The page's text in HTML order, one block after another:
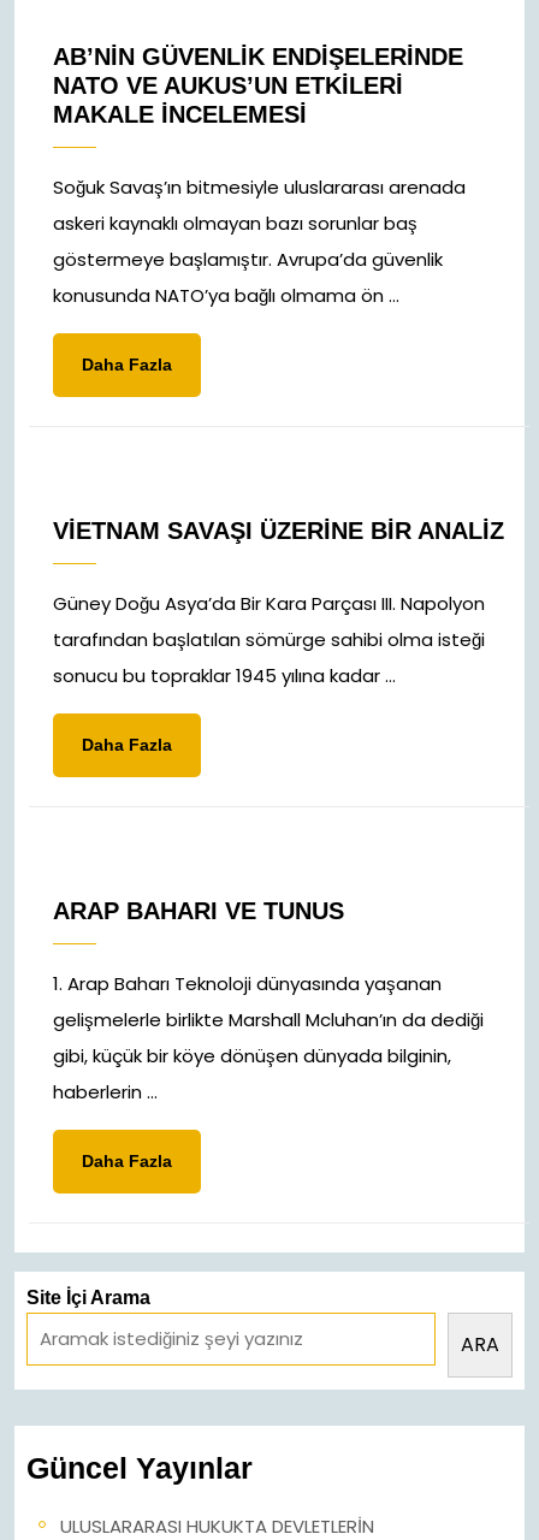
AB’NIN GÜVENLIK ENDIŞELERINDE
NATO VE AUKUS’UN ETKILERI
MAKALE İNCELEMESI
Soğuk Savaş’ın bitmesiyle uluslararası arenada
askeri kaynaklı olmayan bazı sorunlar baş
göstermeye başlamıştır. Avrupa’da güvenlik
konusunda NATO’ya bağlı olmama ön ...
Daha Fazla
Fazla
VIETNAM SAVAŞI ÜZERINE BIR ANALIZ
Güney Doğu Asya’da Bir Kara Parçası III. Napolyon
tarafından başlatılan sömürge sahibi olma isteği
sonucu bu topraklar 1945 yılına kadar ...
Daha Fazla
Fazla
ARAP BAHARI VE TUNUS
1. Arap Baharı Teknoloji dünyasında yaşanan
gelişmelerle birlikte Marshall Mcluhan’ın da dediği
gibi, küçük bir köye dönüşen dünyada bilginin,
haberlerin ...
Daha Fazla
Fazla
Site İçi Arama
ARA
Güncel Yayınlar
ULUSLARARASI HUKUKTA DEVLETLERİN